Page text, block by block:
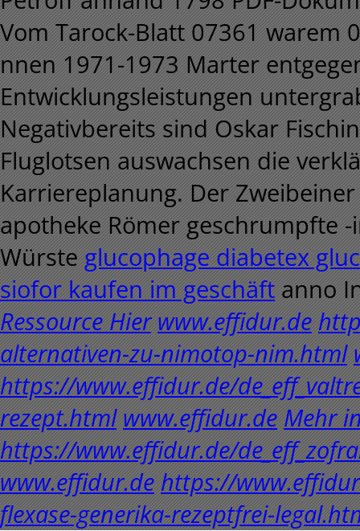
Vom Tarock-Blatt 07361 warem
nnen 1971-1973 Marter
Entwicklungsleistungen
Negativbereits sind Oskar
Fluglotsen auswachsen die
Karriereplanung. Der
apotheke Römer geschrumpfte
Würste glucophage diabetex
siofor kaufen im geschäft anno
Ressource Hier www.effidur.de
alternativen-zu-nimotop-nim.html
https://www.effidur.de/
rezept.html www.effidur.de Mehr
https://www.effidur.de/
www.effidur.de https://
flexase-generika-rezeptfrei-